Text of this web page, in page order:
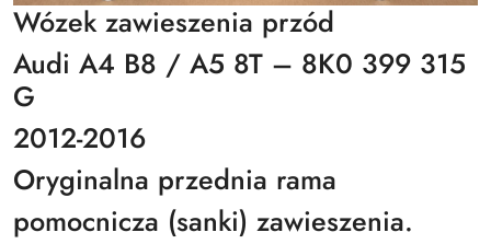
Wózek zawieszenia przód
Audi A4 B8 / A5 8T – 8K0 399 315
G
2012-2016
Oryginalna przednia rama
pomocnicza (sanki) zawieszenia.